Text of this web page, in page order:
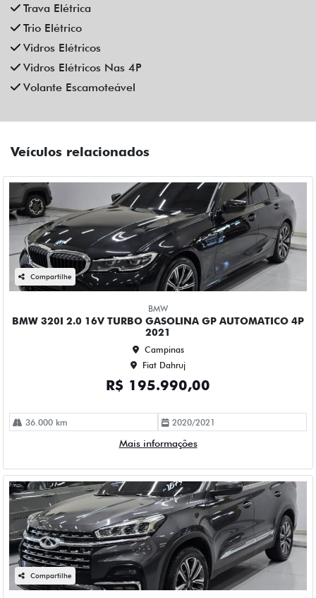
36.000 km
Mais informações
Compartilhe
CAOA CHERY
CAOA CHERY TIGGO 8 1.6 TGDI GASOLINA TXS MAX DRIVE
DCT 4P AUTOMATICO 2025
Campinas
Fiat Dahruj
R$ 167.990,00
2024/2025
Mais informações
Compartilhe
CHEVROLET
CHEVROLET EQUINOX 1.5 16V TURBO GASOLINA PREMIER
AWD AUTOMATICO 4P 2023
Campinas